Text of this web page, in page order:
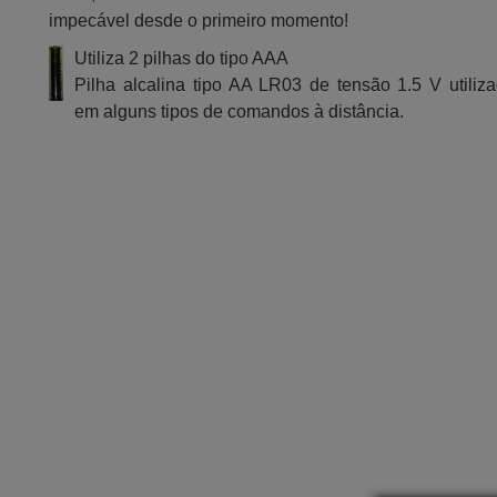
impecável desde o primeiro momento!
Utiliza 2 pilhas do tipo AAA
Pilha alcalina tipo AA LR03 de tensão 1.5 V
em alguns tipos de comandos à distância.